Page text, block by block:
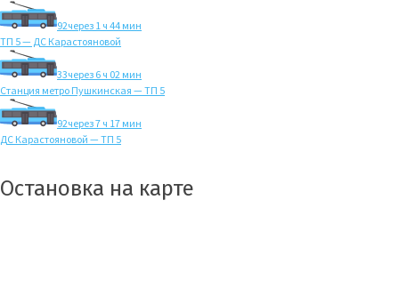
92через 1 ч 44 мин
ТП 5 — ДС Карастояновой
33через 6 ч 02 мин
Станция метро Пушкинская — ТП 5
92через 7 ч 17 мин
ДС Карастояновой — ТП 5
Остановка на карте